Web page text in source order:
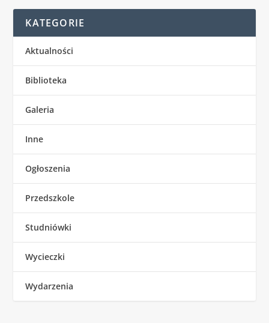
KATEGORIE
Aktualności
Biblioteka
Galeria
Inne
Ogłoszenia
Przedszkole
Studniówki
Wycieczki
Wydarzenia